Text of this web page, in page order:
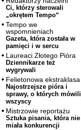
Ci, którzy sterowali
„okrętem Tempo“
Tempo we
wspomnieniach
Gazeta, która została w
pamięci i w sercu
Laureaci Złotego Pióra
Dziennikarze też
wygrywali
Felietonowa ekstraklasa
Najostrzejsze pióra i
sprawy, o których mówili
wszyscy
Mistrzowie reportażu
Sztuka pisania, która nie
miała konkurencji